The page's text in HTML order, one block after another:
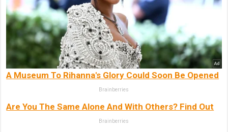
A Museum To Rihanna's Glory Could Soon Be Opened
Brainberries
Are You The Same Alone And With Others? Find Out
Brainberries